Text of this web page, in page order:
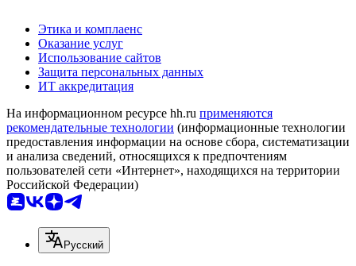
Этика и комплаенс
Оказание услуг
Использование сайтов
Защита персональных данных
ИТ аккредитация
На информационном ресурсе hh.ru применяются
рекомендательные технологии (информационные технологии
предоставления информации на основе сбора, систематизации
и анализа сведений, относящихся к предпочтениям
пользователей сети «Интернет», находящихся на территории
Российской Федерации)
Русский